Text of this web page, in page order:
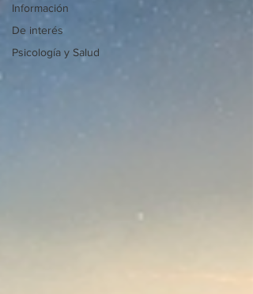
Información
De interés
Psicología y Salud